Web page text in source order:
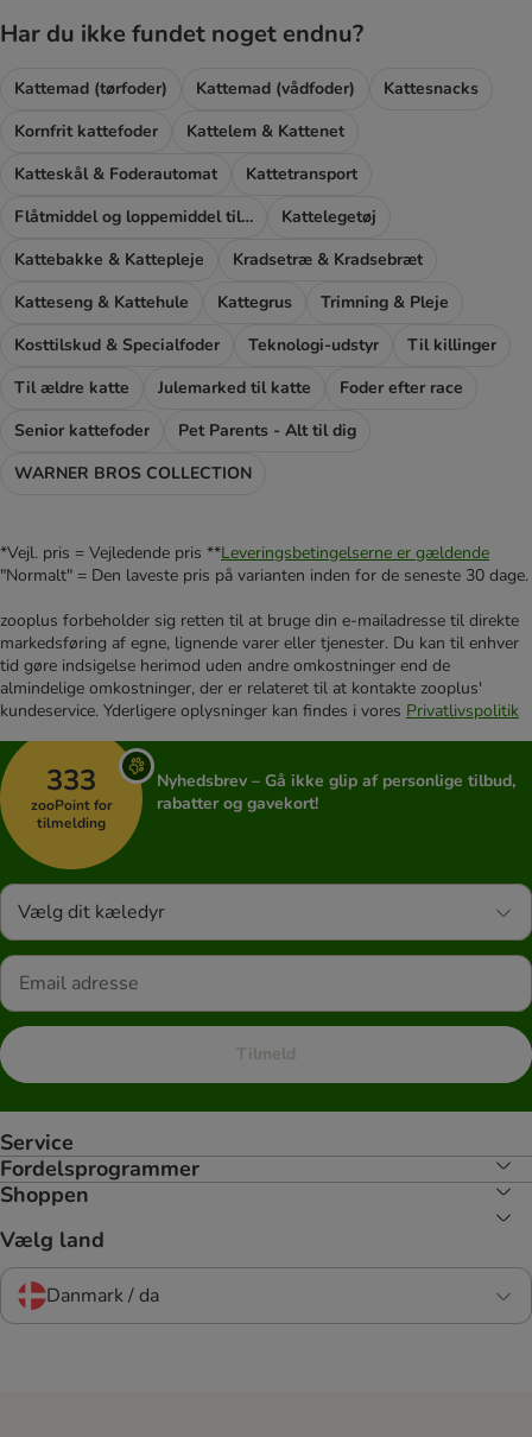
Har du ikke fundet noget endnu?
Kattemad (tørfoder) Kattemad (vådfoder)
Kattesnacks
Kornfrit kattefoder
Kattelem & Kattenet
Katteskål & Foderautomat
Kattetransport
Flåtmiddel og loppemiddel til katte
Kattelegetøj
Kattebakke & Kattepleje
Kradsetræ & Kradsebræt
Katteseng & Kattehule
Kattegrus
Trimning & Pleje
Kosttilskud & Specialfoder
Teknologi-udstyr
Til killinger
Til ældre katte
Julemarked til katte
Foder efter race
Senior kattefoder
Pet Parents - Alt til dig
WARNER BROS COLLECTION
*Vejl. pris = Vejledende pris **Leveringsbetingelserne er gældende
"Normalt" = Den laveste pris på varianten inden for de seneste 30 dage.
zooplus forbeholder sig retten til at bruge din e-mailadresse til direkte
markedsføring af egne, lignende varer eller tjenester. Du kan til enhver
tid gøre indsigelse herimod uden andre omkostninger end de
almindelige omkostninger, der er relateret til at kontakte zooplus'
kundeservice. Yderligere oplysninger kan findes i vores Privatlivspolitik
333
zooPoint for
tilmelding
Nyhedsbrev – Gå ikke glip af personlige tilbud,
rabatter og gavekort!
Vælg dit kæledyr
Tilmeld
Service
Fordelsprogrammer
Shoppen
Vælg land
Danmark / da